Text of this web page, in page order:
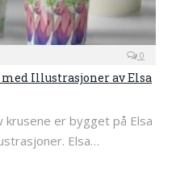
0
med Illustrasjoner av Elsa
krusene er bygget på Elsa
Elsa…